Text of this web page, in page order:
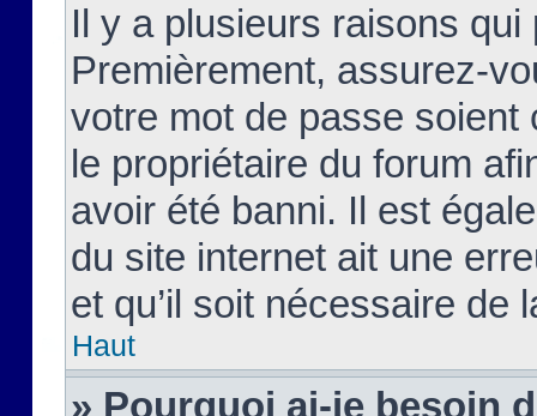
Il y a plusieurs raisons
Premièrement, assurez-
votre mot de passe soient
le propriétaire du forum
avoir été banni. Il est
du site internet ait une
et qu’il soit nécessaire de
Haut
» Pourquoi ai-je besoin